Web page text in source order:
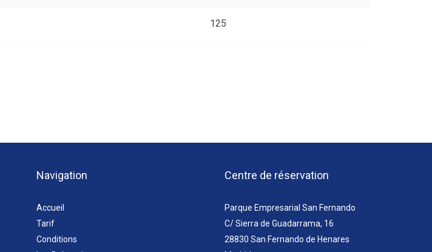
125
Navigation
Accueil
Tarif
Conditions
Centre de réservation
Parque Empresarial San Fernando
C/ Sierra de Guadarrama, 16
28830 San Fernando de Henares